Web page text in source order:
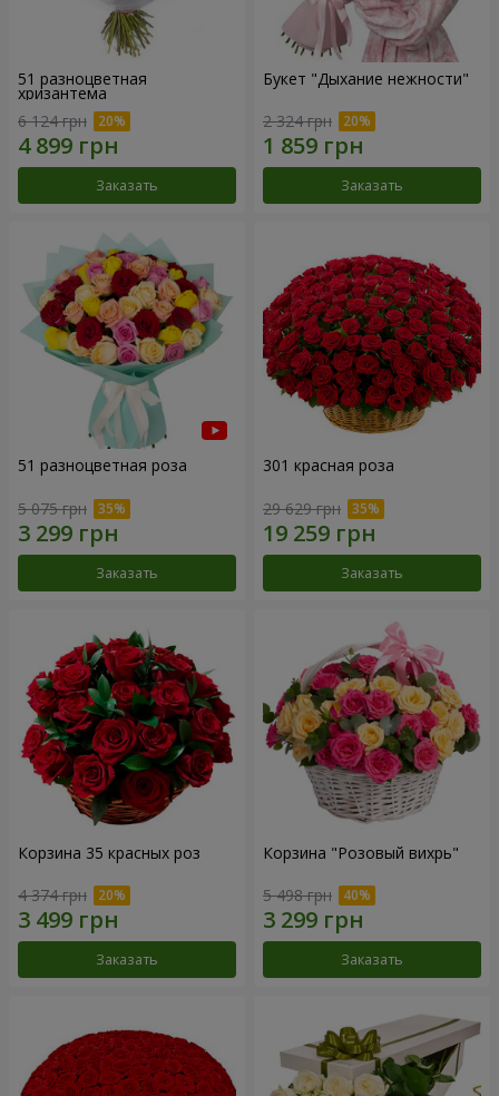
51 разноцветная
хризантема
6 124 грн
Заказать
Букет "Дыхание нежности"
2 324 грн
Заказать
51 разноцветная роза
5 075 грн
Заказать
301 красная роза
29 629 грн
Заказать
Корзина 35 красных роз
4 374 грн
Заказать
Корзина "Розовый вихрь"
5 498 грн
Заказать